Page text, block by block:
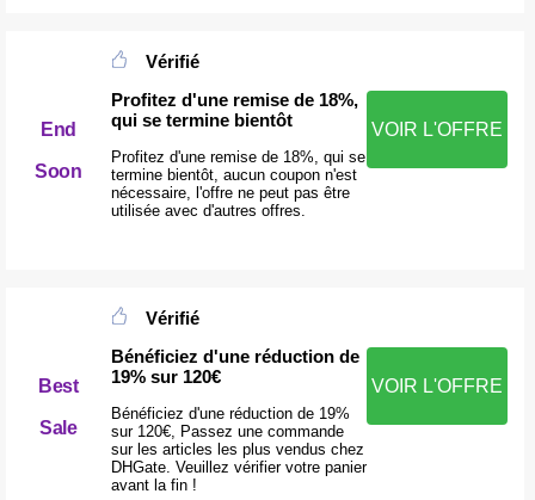
End
Soon
Vérifié
Profitez d'une remise de 18%,
qui se termine bientôt
Profitez d'une remise de 18%, qui se
termine bientôt, aucun coupon n'est
nécessaire, l'offre ne peut pas être
utilisée avec d'autres offres.
VOIR L'OFFRE
Best
Sale
Vérifié
Bénéficiez d'une réduction de
19% sur 120€
Bénéficiez d'une réduction de 19%
sur 120€, Passez une commande
sur les articles les plus vendus chez
DHGate. Veuillez vérifier votre panier
avant la fin !
VOIR L'OFFRE